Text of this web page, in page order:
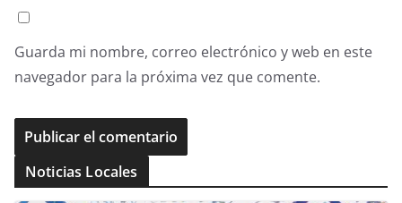
Guarda mi nombre, correo electrónico y web en este
navegador para la próxima vez que comente.
Noticias Locales